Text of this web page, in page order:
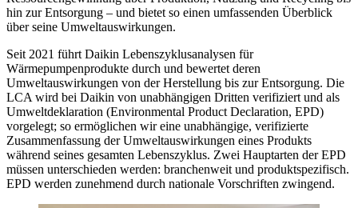
hin zur Entsorgung – und bietet so einen umfassenden Überblick
über seine Umweltauswirkungen.
Seit 2021 führt Daikin Lebenszyklusanalysen für
Wärmepumpenprodukte durch und bewertet deren
Umweltauswirkungen von der Herstellung bis zur Entsorgung. Die
LCA wird bei Daikin von unabhängigen Dritten verifiziert und als
Umweltdeklaration (Environmental Product Declaration, EPD)
vorgelegt; so ermöglichen wir eine unabhängige, verifizierte
Zusammenfassung der Umweltauswirkungen eines Produkts
während seines gesamten Lebenszyklus. Zwei Hauptarten der EPD
müssen unterschieden werden: branchenweit und produktspezifisch.
EPD werden zunehmend durch nationale Vorschriften zwingend.